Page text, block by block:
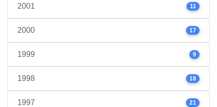
2001 11
2000 17
1999 9
1998 18
1997 21